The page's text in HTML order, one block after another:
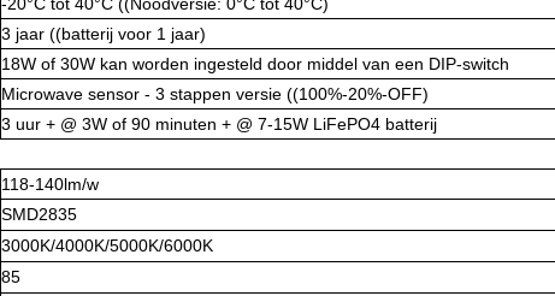
3 jaar ((batterij voor 1 jaar)
18W of 30W kan worden ingesteld door middel van een DIP-switch
Microwave sensor - 3 stappen versie ((100%-20%-OFF)
3 uur + @ 3W of 90 minuten + @ 7-15W LiFePO4 batterij
118-140lm/w
SMD2835
3000K/4000K/5000K/6000K
85